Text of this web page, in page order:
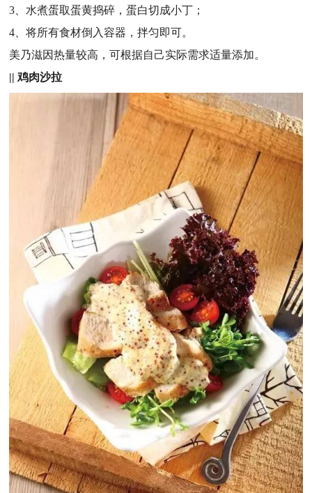
3、水煮蛋取蛋黄捣碎，蛋白切成小丁；
4、将所有食材倒入容器，拌匀即可。
美乃滋因热量较高，可根据自己实际需求适量添加。
||鸡肉沙拉